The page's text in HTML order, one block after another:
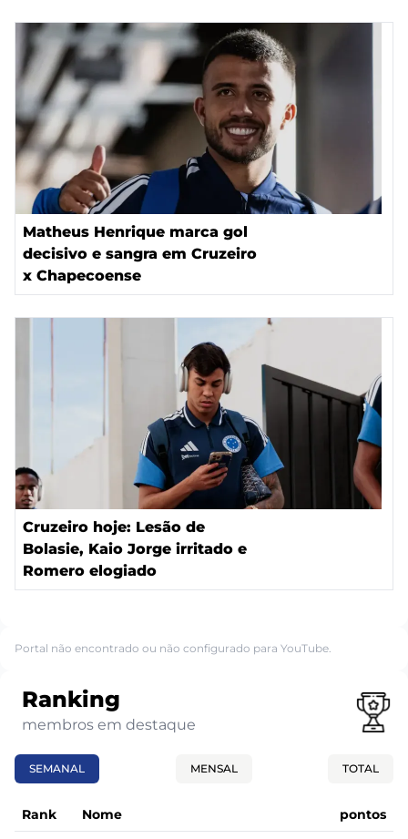
Matheus Henrique marca gol
decisivo e sangra em Cruzeiro
x Chapecoense
Cruzeiro hoje: Lesão de
Bolasie, Kaio Jorge irritado e
Romero elogiado
Portal não encontrado ou não configurado para YouTube.
Ranking
membros em destaque
SEMANAL MENSAL TOTAL
Rank Nome pontos